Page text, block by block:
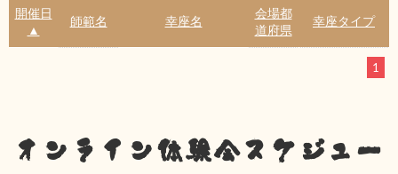
開催日
▲
師範名 幸座名
会場都
道府県
幸座タイプ
1
オンライン体験会スケジュー